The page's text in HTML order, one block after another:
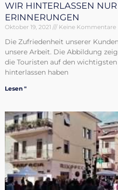
WIR HINTERLASSEN
ERINNERUNGEN
Oktober 19, 2021 Keine Kommentare
Die Zufriedenheit unserer
unsere Arbeit. Die Abbildung
die Touristen auf den
hinterlassen haben
Lesen "